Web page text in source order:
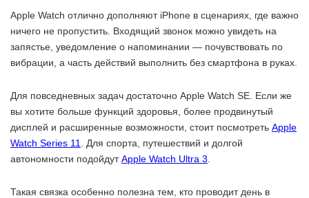
Apple Watch отлично дополняют iPhone в сценариях, где важно
ничего не пропустить. Входящий звонок можно увидеть на
запястье, уведомление о напоминании — почувствовать по
вибрации, а часть действий выполнить без смартфона в руках.
Для повседневных задач достаточно Apple Watch SE. Если же
вы хотите больше функций здоровья, более продвинутый
дисплей и расширенные возможности, стоит посмотреть Apple
Watch Series 11
. Для спорта, путешествий и долгой
автономности подойдутApple Watch Ultra 3
Такая связка особенно полезна тем, кто проводит день в